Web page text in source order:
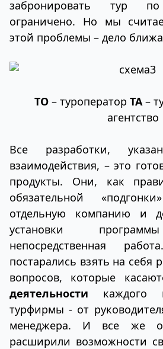
забронировать тур
ограничено. Но мы
этой проблемы – дело
ТО– туроператор ТА–
агентство
Все разработки,
взаимодействия, – это
продукты. Они, как
обязательной
отдельную компанию и
установки
непосредственная
постарались взять на себя
вопросов, которые
деятельности каждого
турфирмы - от
менеджера. И все же
расширили возможности